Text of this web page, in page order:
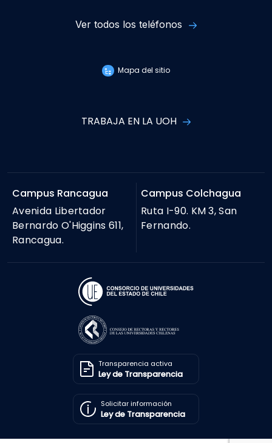
Ver todos los teléfonos
Mapa del sitio
TRABAJA EN LA UOH
Campus Rancagua
Avenida Libertador
Bernardo O'Higgins 611,
Rancagua.
Campus Colchagua
Ruta I-90. KM 3, San
Fernando.
Transparencia activa
Ley de Transparencia
Solicitar información
Ley de Transparencia